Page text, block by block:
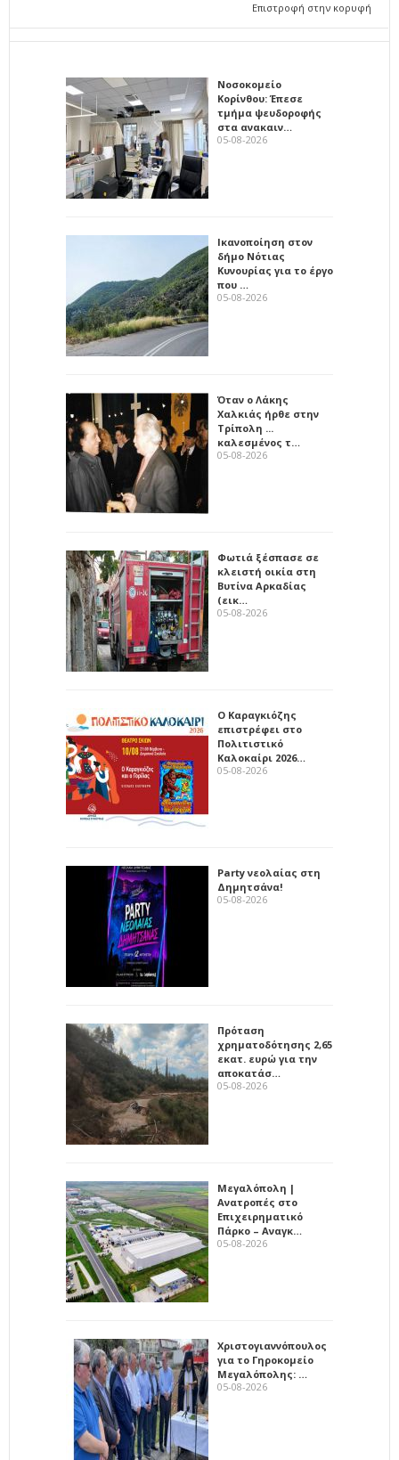
Επιστροφή στην κορυφή
Νοσοκομείο
Κορίνθου: Έπεσε
τμήμα ψευδοροφής
στα ανακαιν…
05-08-2026
Ικανοποίηση στον
δήμο Νότιας
Κυνουρίας για το έργο
που …
05-08-2026
Όταν ο Λάκης
Χαλκιάς ήρθε στην
Τρίπολη ...
καλεσμένος τ…
05-08-2026
Φωτιά ξέσπασε σε
κλειστή οικία στη
Βυτίνα Αρκαδίας
(εικ…
05-08-2026
Ο Καραγκιόζης
επιστρέφει στο
Πολιτιστικό
Καλοκαίρι 2026…
05-08-2026
Party νεολαίας στη
Δημητσάνα!
05-08-2026
Πρόταση
χρηματοδότησης 2,65
εκατ. ευρώ για την
αποκατάσ…
05-08-2026
Μεγαλόπολη |
Ανατροπές στο
Επιχειρηματικό
Πάρκο – Αναγκ…
05-08-2026
Χριστογιαννόπουλος
για το Γηροκομείο
Μεγαλόπολης: …
05-08-2026